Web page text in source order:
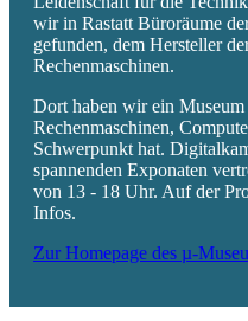
wir in Rastatt Büroräume
gefunden, dem Hersteller
Rechenmaschinen.
Dort haben wir ein Museum
Rechenmaschinen,
Schwerpunkt hat.
spannenden Exponaten
von 13 - 18 Uhr. Auf der
Infos.
Zur Homepage des µ-